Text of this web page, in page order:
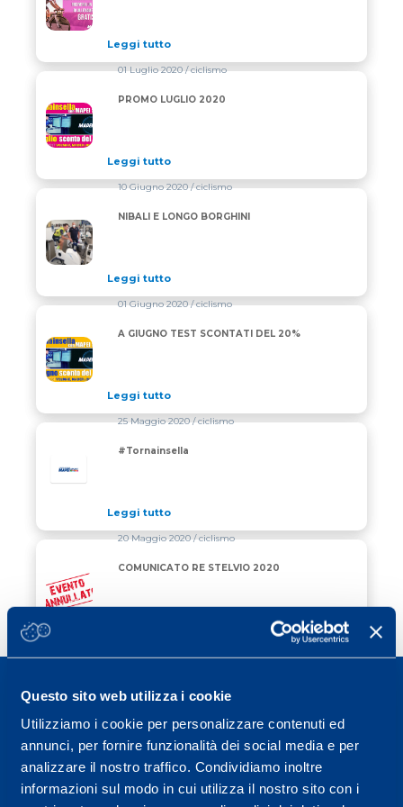
Questo sito web utilizza i cookie
Utilizziamo i cookie per personalizzare contenuti ed
annunci, per fornire funzionalità dei social media e per
analizzare il nostro traffico. Condividiamo inoltre
informazioni sul modo in cui utilizza il nostro sito con i
Leggi tutto
PROMO LUGLIO 2020
01 Luglio 2020/ ciclismo
PROMO LUGLIO 2020
Leggi tutto
NIBALI E LONGO BORGHINI
10 Giugno 2020/ ciclismo
NIBALI E LONGO BORGHINI
Leggi tutto
A GIUGNO TEST SCONTATI DEL 20%
01 Giugno 2020/ ciclismo
A GIUGNO TEST SCONTATI DEL 20%
Leggi tutto
25 Maggio 2020/ ciclismo
#Tornainsella
Leggi tutto
COMUNICATO RE STELVIO 2020
20 Maggio 2020/ ciclismo
COMUNICATO RE STELVIO 2020
Sport Service Mapei S.r.l. - Via Busto Fagnano 38,
21057 Olgiate Olona (Varese) Italia.